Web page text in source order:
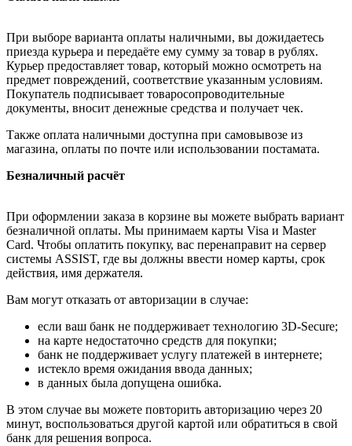
При выборе варианта оплаты наличными, вы дожидаетесь
приезда курьера и передаёте ему сумму за товар в рублях.
Курьер предоставляет товар, который можно осмотреть на
предмет повреждений, соответствие указанным условиям.
Покупатель подписывает товаросопроводительные
документы, вносит денежные средства и получает чек.
Также оплата наличными доступна при самовывозе из
магазина, оплаты по почте или использовании постамата.
Безналичный расчёт
При оформлении заказа в корзине вы можете выбрать вариант
безналичной оплаты. Мы принимаем карты Visa и Master
Card. Чтобы оплатить покупку, вас перенаправит на сервер
системы ASSIST, где вы должны ввести номер карты, срок
действия, имя держателя.
Вам могут отказать от авторизации в случае:
если ваш банк не поддерживает технологию 3D-Secure;
на карте недостаточно средств для покупки;
банк не поддерживает услугу платежей в интернете;
истекло время ожидания ввода данных;
в данных была допущена ошибка.
В этом случае вы можете повторить авторизацию через 20
минут, воспользоваться другой картой или обратиться в свой
банк для решения вопроса.